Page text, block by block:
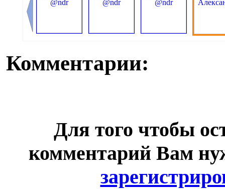
Комментарии:
Для того чтобы
комментарий Вам